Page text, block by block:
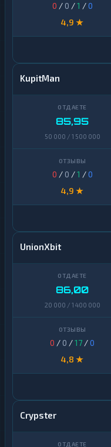
0 / 0 /1 /0
4,9 ★
KupitMan
85,95
50 000 / 1 500 000
0 / 0 /1 /0
4,9 ★
UnionXbit
86,00
20 000 / 1 400 000
0 / 0 /17 /0
4,8 ★
Crypster